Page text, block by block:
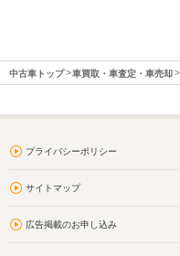
中古車トップ 車買取・車査定・車売却
プライバシーポリシー
サイトマップ
広告掲載のお申し込み